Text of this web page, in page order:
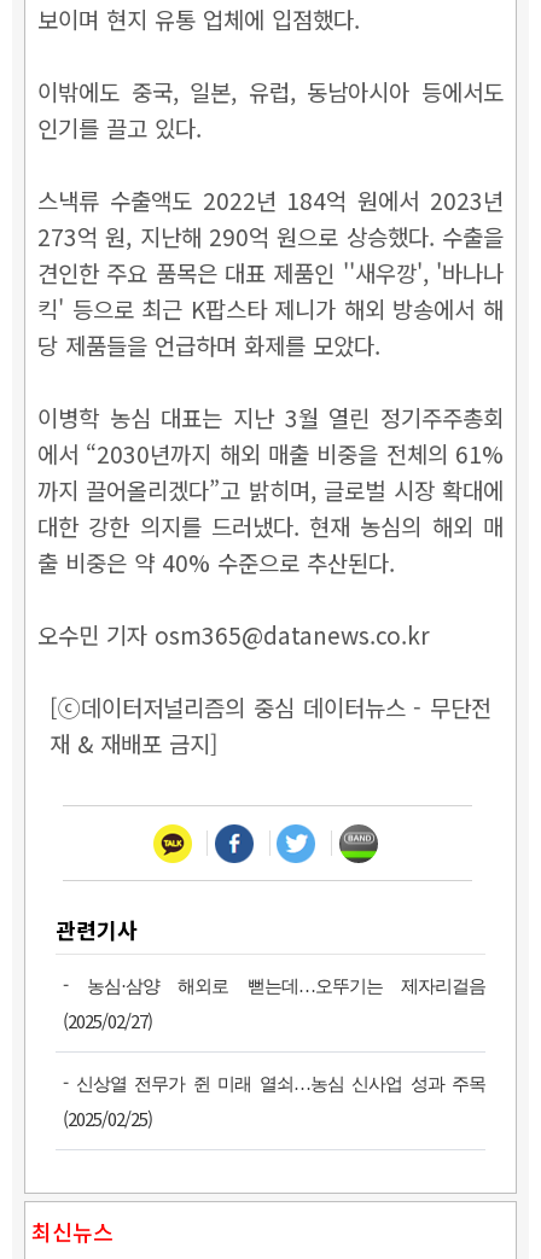
보이며 현지 유통 업체에 입점했다.
이밖에도 중국, 일본, 유럽, 동남아시아 등에서도
인기를 끌고 있다.
스낵류 수출액도 2022년 184억 원에서 2023년
273억 원, 지난해 290억 원으로 상승했다. 수출을
견인한 주요 품목은 대표 제품인 ''새우깡', '바나나
킥' 등으로 최근 K팝스타 제니가 해외 방송에서 해
당 제품들을 언급하며 화제를 모았다.
이병학 농심 대표는 지난 3월 열린 정기주주총회
에서 “2030년까지 해외 매출 비중을 전체의 61%
까지 끌어올리겠다”고 밝히며, 글로벌 시장 확대에
대한 강한 의지를 드러냈다. 현재 농심의 해외 매
출 비중은 약 40% 수준으로 추산된다.
오수민 기자 osm365@datanews.co.kr
[ⓒ데이터저널리즘의 중심 데이터뉴스 - 무단전
재 & 재배포 금지]
관련기사
- 농심·삼양 해외로 뻗는데…오뚜기는 제자리걸음
(2025/02/27)
- 신상열 전무가 쥔 미래 열쇠…농심 신사업 성과 주목
(2025/02/25)
최신뉴스